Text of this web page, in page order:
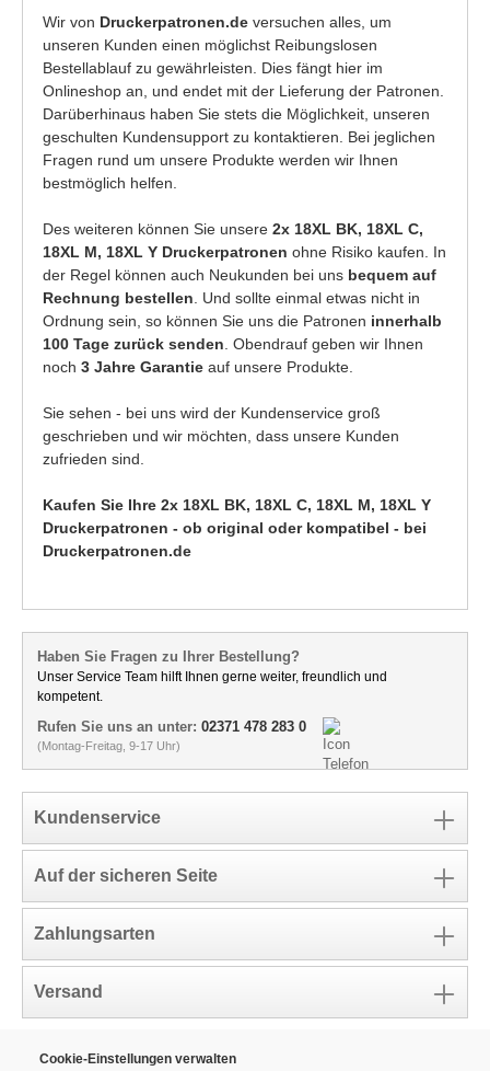
Wir von Druckerpatronen.de versuchen alles, um
unseren Kunden einen möglichst Reibungslosen
Bestellablauf zu gewährleisten. Dies fängt hier im
Onlineshop an, und endet mit der Lieferung der Patronen.
Darüberhinaus haben Sie stets die Möglichkeit, unseren
geschulten Kundensupport zu kontaktieren. Bei jeglichen
Fragen rund um unsere Produkte werden wir Ihnen
bestmöglich helfen.
Des weiteren können Sie unsere 2x 18XL BK, 18XL C,
18XL M, 18XL Y Druckerpatronen ohne Risiko kaufen. In
der Regel können auch Neukunden bei uns bequem auf
Rechnung bestellen . Und sollte einmal etwas nicht in
Ordnung sein, so können Sie uns die Patronen innerhalb
100 Tage zurück senden . Obendrauf geben wir Ihnen
noch 3 Jahre Garantie auf unsere Produkte.
Sie sehen - bei uns wird der Kundenservice groß
geschrieben und wir möchten, dass unsere Kunden
zufrieden sind.
Kaufen Sie Ihre 2x 18XL BK, 18XL C, 18XL M, 18XL Y
Druckerpatronen - ob original oder kompatibel - bei
Druckerpatronen.de
Haben Sie Fragen zu Ihrer Bestellung?
Unser Service Team hilft Ihnen gerne weiter, freundlich und
kompetent.
Rufen Sie uns an unter: 02371 478 283 0
(Montag-Freitag, 9-17 Uhr)
Kundenservice
Auf der sicheren Seite
Zahlungsarten
Versand
Cookie-Einstellungen verwalten